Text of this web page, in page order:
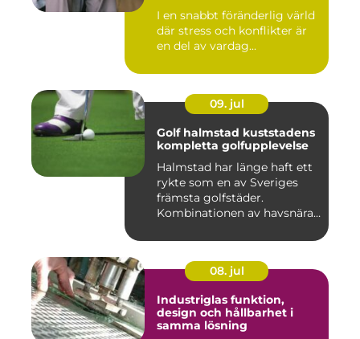
I en snabbt föränderlig värld
där stress och konflikter är
en del av vardag...
09. jul
Golf halmstad kuststadens
kompletta golfupplevelse
Halmstad har länge haft ett
rykte som en av Sveriges
främsta golfstäder.
Kombinationen av havsnära
08. jul
Industriglas funktion,
design och hållbarhet i
samma lösning